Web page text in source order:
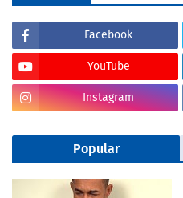
Facebook
YouTube
Instagram
Popular